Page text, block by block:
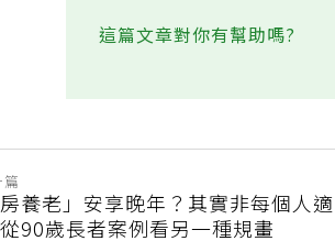
這篇文章對你有幫助嗎?
養老」安享晚年？其實非每個人適